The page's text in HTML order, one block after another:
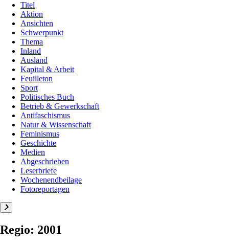
Titel
Aktion
Ansichten
Schwerpunkt
Thema
Inland
Ausland
Kapital & Arbeit
Feuilleton
Sport
Politisches Buch
Betrieb & Gewerkschaft
Antifaschismus
Natur & Wissenschaft
Feminismus
Geschichte
Medien
Abgeschrieben
Leserbriefe
Wochenendbeilage
Fotoreportagen
Regio: 2001